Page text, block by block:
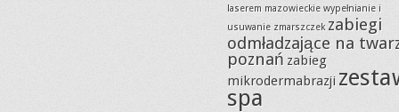
laserem mazowieckie wypełnianie i
usuwanie zmarszczek zabiegi
odmładzające na
poznań zabieg
mikrodermabrazji
spa